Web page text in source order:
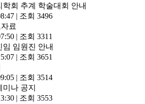
학회 추계 학술대회 안내
| 조회 3496
료
| 조회 3311
임원진 안내
| 조회 3651
| 조회 3514
나 공지
| 조회 3553